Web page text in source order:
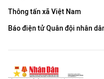
Thông tấn xã Việt Nam
Báo điện tử Quân đội nhân